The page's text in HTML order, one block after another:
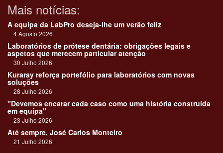
Mais notícias:
A equipa da LabPro deseja-lhe um verão feliz
4 Agosto 2026
Laboratórios de prótese dentária: obrigações legais e
aspetos que merecem particular atenção
30 Julho 2026
Kuraray reforça portefólio para laboratórios com novas
soluções
28 Julho 2026
"Devemos encarar cada caso como uma história construída
em equipa"
23 Julho 2026
Até sempre, José Carlos Monteiro
21 Julho 2026